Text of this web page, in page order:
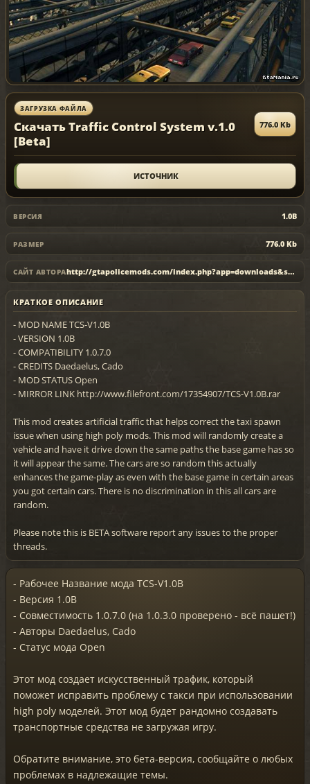
ЗАГРУЗКА ФАЙЛА
Скачать Traffic Control System v.1.0
[Beta]
776.0 Kb
ИСТОЧНИК
ВЕРСИЯ 1.0B
РАЗМЕР 776.0 Kb
САЙТ АВТОРА http://gtapolicemods.com/index.php?app=downloads&showfile=404
КРАТКОЕ ОПИСАНИЕ
- MOD NAME TCS-V1.0B
- VERSION 1.0B
- COMPATIBILITY 1.0.7.0
- CREDITS Daedaelus, Cado
- MOD STATUS Open
- MIRROR LINK http://www.filefront.com/17354907/TCS-V1.0B.rar
This mod creates artificial traffic that helps correct the taxi spawn
issue when using high poly mods. This mod will randomly create a
vehicle and have it drive down the same paths the base game has so
it will appear the same. The cars are so random this actually
enhances the game-play as even with the base game in certain areas
you got certain cars. There is no discrimination in this all cars are
random.
Please note this is BETA software report any issues to the proper
threads.
- Рабочее Название мода TCS-V1.0B
- Версия 1.0B
- Совместимость 1.0.7.0 (на 1.0.3.0 проверено - всё пашет!)
- Авторы Daedaelus, Cado
- Статус мода Open
Этот мод создает искусственный трафик, который
поможет исправить проблему с такси при использовании
high poly моделей. Этот мод будет рандомно создавать
транспортные средства не загружая игру.
Обратите внимание, это бета-версия, сообщайте о любых
проблемах в надлежащие темы.